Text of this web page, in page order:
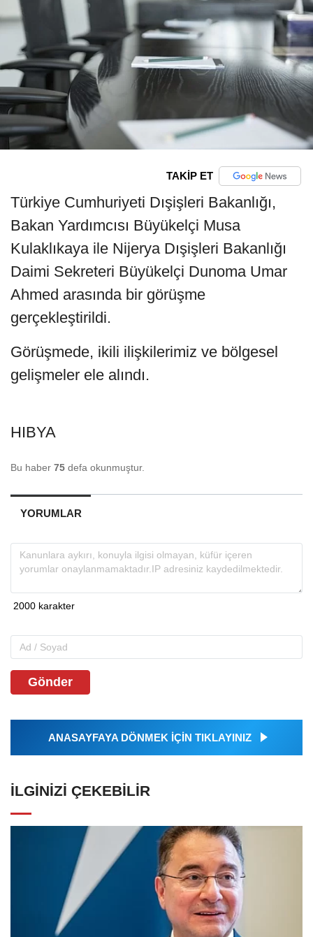
TAKİP ET
Türkiye Cumhuriyeti Dışişleri Bakanlığı,
Bakan Yardımcısı Büyükelçi Musa
Kulaklıkaya ile Nijerya Dışişleri Bakanlığı
Daimi Sekreteri Büyükelçi Dunoma Umar
Ahmed arasında bir görüşme
gerçekleştirildi.
Görüşmede, ikili ilişkilerimiz ve bölgesel
gelişmeler ele alındı.
HIBYA
Bu haber 75 defa okunmuştur.
YORUMLAR
Gönder
ANASAYFAYA DÖNMEK İÇİN TIKLAYINIZ
İLGINIZI ÇEKEBILIR